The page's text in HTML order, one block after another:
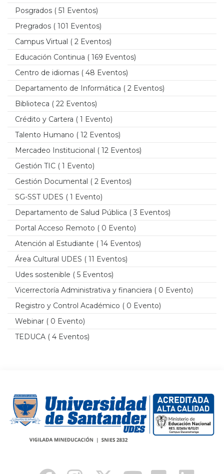
Posgrados ( 51 Eventos)
Pregrados ( 101 Eventos)
Campus Virtual ( 2 Eventos)
Educación Continua ( 169 Eventos)
Centro de idiomas ( 48 Eventos)
Departamento de Informática ( 2 Eventos)
Biblioteca ( 22 Eventos)
Crédito y Cartera ( 1 Evento)
Talento Humano ( 12 Eventos)
Mercadeo Institucional ( 12 Eventos)
Gestión TIC ( 1 Evento)
Gestión Documental ( 2 Eventos)
SG-SST UDES ( 1 Evento)
Departamento de Salud Pública ( 3 Eventos)
Portal Acceso Remoto ( 0 Evento)
Atención al Estudiante ( 14 Eventos)
Área Cultural UDES ( 11 Eventos)
Udes sostenible ( 5 Eventos)
Vicerrectoría Administrativa y financiera ( 0 Evento)
Registro y Control Académico ( 0 Evento)
Webinar ( 0 Evento)
TEDUCA ( 4 Eventos)